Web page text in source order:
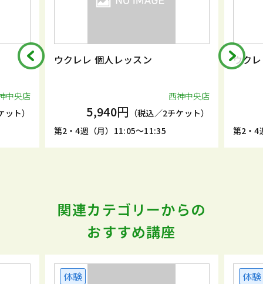
中央店
ト）
ウクレレ 個人レッスン
西神中央店
5,940円 （税込／2チケット）
第2・4週（月）11:05～11:35
ウク
第2・4
関連カテゴリーからの
おすすめ講座
体験 体験